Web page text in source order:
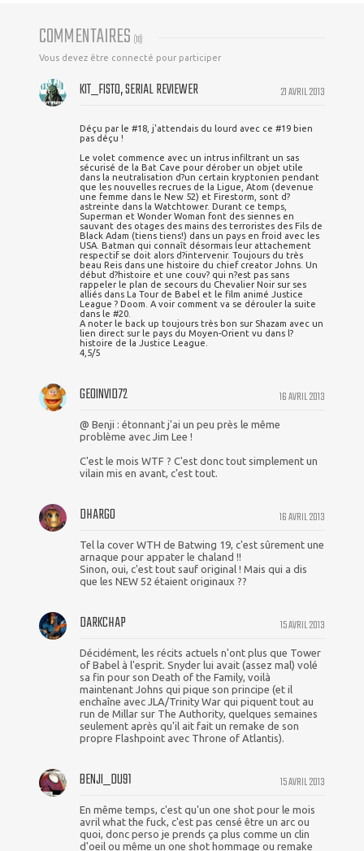
COMMENTAIRES (10)
Vous devez être connecté pour participer
21 AVRIL 2013
KIT_FISTO, SERIAL REVIEWER
Déçu par le #18, j'attendais du lourd avec ce #19 bien
pas déçu !
Le volet commence avec un intrus infiltrant un sas
sécurisé de la Bat Cave pour dérober un objet utile
dans la neutralisation d?un certain kryptonien pendant
que les nouvelles recrues de la Ligue, Atom (devenue
une femme dans le New 52) et Firestorm, sont d?
astreinte dans la Watchtower. Durant ce temps,
Superman et Wonder Woman font des siennes en
sauvant des otages des mains des terroristes des Fils de
Black Adam (tiens tiens!) dans un pays en froid avec les
USA. Batman qui connaît désormais leur attachement
respectif se doit alors d?intervenir. Toujours du très
beau Reis dans une histoire du chief creator Johns. Un
début d?histoire et une couv? qui n?est pas sans
rappeler le plan de secours du Chevalier Noir sur ses
alliés dans La Tour de Babel et le film animé Justice
League ? Doom. A voir comment va se dérouler la suite
dans le #20.
A noter le back up toujours très bon sur Shazam avec un
lien direct sur le pays du Moyen-Orient vu dans l?
histoire de la Justice League.
4,5/5
16 AVRIL 2013
GEOINVID72
@ Benji : étonnant j'ai un peu près le même
problème avec Jim Lee !
C'est le mois WTF ? C'est donc tout simplement un
vilain mis en avant, c'est tout.
16 AVRIL 2013
DHARGO
Tel la cover WTH de Batwing 19, c'est sûrement une
arnaque pour appater le chaland !!
Sinon, oui, c'est tout sauf original ! Mais qui a dis
que les NEW 52 étaient originaux ??
15 AVRIL 2013
DARKCHAP
Décidément, les récits actuels n'ont plus que Tower
of Babel à l'esprit. Snyder lui avait (assez mal) volé
sa fin pour son Death of the Family, voilà
maintenant Johns qui pique son principe (et il
enchaîne avec JLA/Trinity War qui piquent tout au
run de Millar sur The Authority, quelques semaines
seulement après qu'il ait fait un remake de son
propre Flashpoint avec Throne of Atlantis).
15 AVRIL 2013
BENJI_DU91
En même temps, c'est qu'un one shot pour le mois
avril what the fuck, c'est pas censé être un arc ou
quoi, donc perso je prends ça plus comme un clin
d'oeil ou même un one shot hommage ou remake